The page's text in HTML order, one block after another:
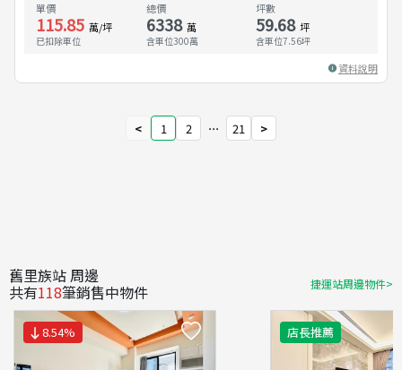
單價
115.85 萬/坪
已扣除車位
總價
6338 萬
含車位300萬
坪數
59.68 坪
含車位7.56坪
資料說明
< 1 2 ⋯ 21 >
舊里族站 周邊
共有118筆銷售中物件 捷運站周邊物件>
8.54% 店長推薦